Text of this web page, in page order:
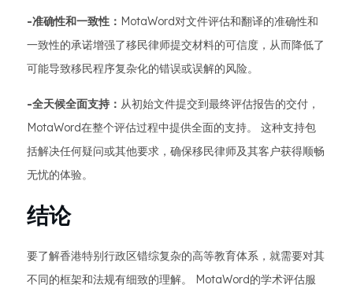
-准确性和一致性： MotaWord对文件评估和翻译的准确性和
一致性的承诺增强了移民律师提交材料的可信度，从而降低了
可能导致移民程序复杂化的错误或误解的风险。
-全天候全面支持： 从初始文件提交到最终评估报告的交付，
MotaWord在整个评估过程中提供全面的支持。 这种支持包
括解决任何疑问或其他要求，确保移民律师及其客户获得顺畅
无忧的体验。
结论
要了解香港特别行政区错综复杂的高等教育体系，就需要对其
不同的框架和法规有细致的理解。 MotaWord的学术评估服